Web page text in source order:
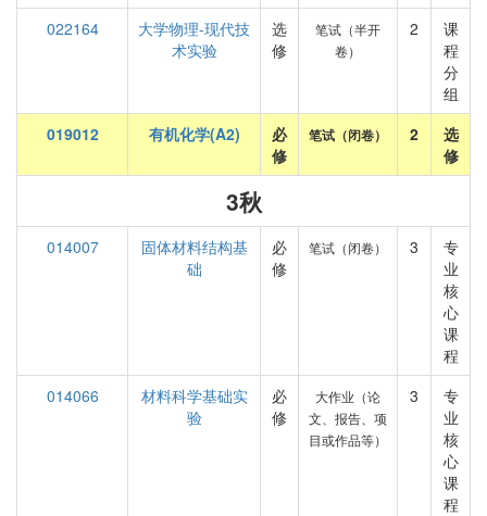
022164
大学物理-现代技
术实验
选
修
笔试（半开
卷）
2
课
程
分
组
019012
有机化学(A2)
必
修
笔试（闭卷） 2
选
修
3秋
014007
固体材料结构基
础
必
修
笔试（闭卷） 3
专
业
核
心
课
程
014066
材料科学基础实
验
必
修
大作业（论
文、报告、项
目或作品等）
3
专
业
核
心
课
程